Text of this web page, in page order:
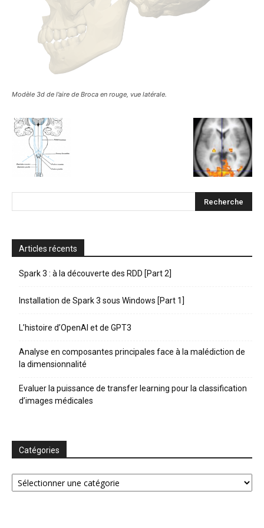
Modèle 3d de l’aire de Broca en rouge, vue latérale.
Articles récents
Spark 3 : à la découverte des RDD [Part 2]
Installation de Spark 3 sous Windows [Part 1]
L’histoire d’OpenAI et de GPT3
Analyse en composantes principales face à la malédiction de
la dimensionnalité
Evaluer la puissance de transfer learning pour la classification
d’images médicales
Catégories
Catégories